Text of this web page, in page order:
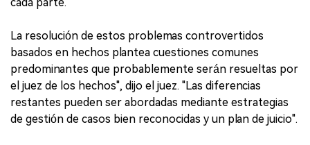
La resolución de estos problemas controvertidos
basados en hechos plantea cuestiones comunes
predominantes que probablemente serán resueltas por
el juez de los hechos", dijo el juez. "Las diferencias
restantes pueden ser abordadas mediante estrategias
de gestión de casos bien reconocidas y un plan de juicio".